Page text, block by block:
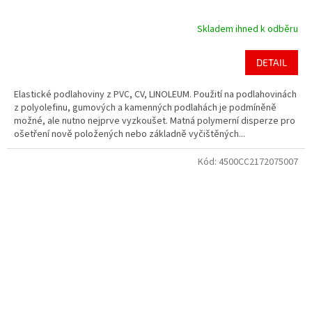
Skladem ihned k odběru
DETAIL
Elastické podlahoviny z PVC, CV, LINOLEUM. Použití na podlahovinách
z polyolefinu, gumových a kamenných podlahách je podmíněně
možné, ale nutno nejprve vyzkoušet. Matná polymerní disperze pro
ošetření nově položených nebo základně vyčištěných...
Kód: 4500CC2172075007